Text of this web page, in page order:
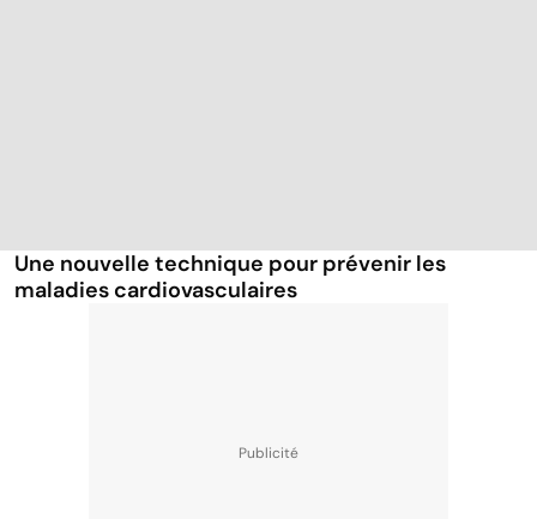
Une nouvelle technique pour prévenir les
maladies cardiovasculaires